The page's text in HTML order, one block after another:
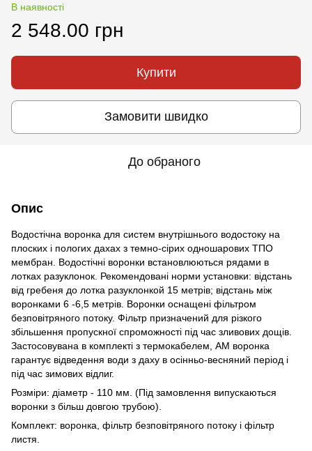
В наявності
2 548.00 грн
Купити
Замовити швидко
До обраного
Опис
Водостічна воронка для систем внутрішнього водостоку на
плоских і пологих дахах з темно-сірих одношарових ТПО
мембран. Водостічні воронки встановлюються рядами в
лотках разуклонок. Рекомендовані норми установки: відстань
від гребеня до лотка разуклонкой 15 метрів; відстань між
воронками 6 -6,5 метрів. Воронки оснащені фільтром
безповітряного потоку. Фільтр призначений для різкого
збільшення пропускної спроможності під час зливових дощів.
Застосовувана в комплекті з термокабелем, АМ воронка
гарантує відведення води з даху в осінньо-весняний період і
під час зимових відлиг.
Розміри: діаметр - 110 мм. (Під замовлення випускаються
воронки з більш довгою трубою).
Комплект: воронка, фільтр безповітряного потоку і фільтр
листя.